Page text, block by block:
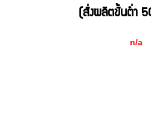
(สั่งผลิตขั้นต่ำ
n/a